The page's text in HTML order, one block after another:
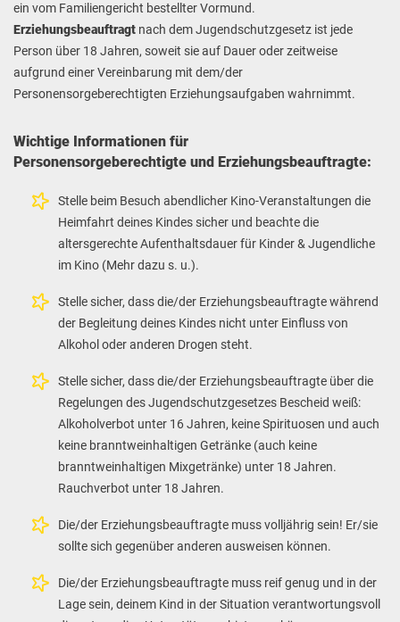
ein vom Familiengericht bestellter Vormund.
Erziehungsbeauftragt nach dem Jugendschutzgesetz ist jede
Person über 18 Jahren, soweit sie auf Dauer oder zeitweise
aufgrund einer Vereinbarung mit dem/der
Personensorgeberechtigten Erziehungsaufgaben wahrnimmt.
Wichtige Informationen für
Personensorgeberechtigte und Erziehungsbeauftragte:
Stelle beim Besuch abendlicher Kino-Veranstaltungen die
Heimfahrt deines Kindes sicher und beachte die
altersgerechte Aufenthaltsdauer für Kinder & Jugendliche
im Kino (Mehr dazu s. u.).
Stelle sicher, dass die/der Erziehungsbeauftragte während
der Begleitung deines Kindes nicht unter Einfluss von
Alkohol oder anderen Drogen steht.
Stelle sicher, dass die/der Erziehungsbeauftragte über die
Regelungen des Jugendschutzgesetzes Bescheid weiß:
Alkoholverbot unter 16 Jahren, keine Spirituosen und auch
keine branntweinhaltigen Getränke (auch keine
branntweinhaltigen Mixgetränke) unter 18 Jahren.
Rauchverbot unter 18 Jahren.
Die/der Erziehungsbeauftragte muss volljährig sein! Er/sie
sollte sich gegenüber anderen ausweisen können.
Die/der Erziehungsbeauftragte muss reif genug und in der
Lage sein, deinem Kind in der Situation verantwortungsvoll